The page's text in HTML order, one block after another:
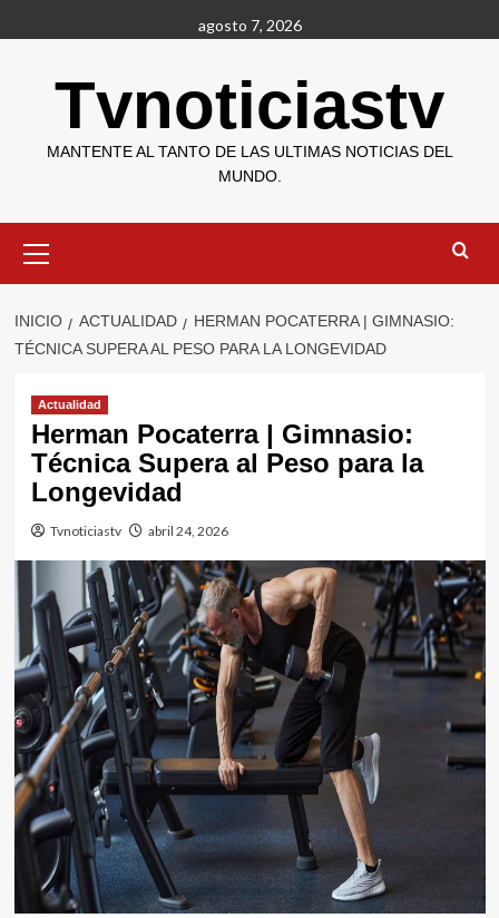
al
agosto 7, 2026
Tvnoticiastv
MANTENTE AL TANTO DE LAS ULTIMAS NOTICIAS DEL
MUNDO.
primario
INICIO ACTUALIDAD
HERMAN POCATERRA | GIMNASIO:
TÉCNICA SUPERA AL PESO PARA LA LONGEVIDAD
Actualidad
Herman Pocaterra | Gimnasio:
Técnica Supera al Peso para la
Longevidad
Tvnoticiastv abril 24, 2026